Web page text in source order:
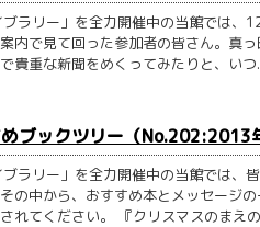
ブラリー」を全力開催中の当館では
内で見て回った参加者の皆さん。真
貴重な新聞をめくってみたりと、いつ
ブックツリー（No.202:2013
ブラリー」を全力開催中の当館では
の中から、おすすめ本とメッセージ
れてください。 『クリスマスのまえ